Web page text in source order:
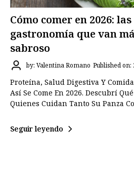
Cómo comer en 2026:
gastronomía que van
sabroso
by: Valentina Romano Published on:
Proteína, Salud Digestiva Y
Así Se Come En 2026. Descubrí
Quienes Cuidan Tanto Su Panza
Seguir leyendo